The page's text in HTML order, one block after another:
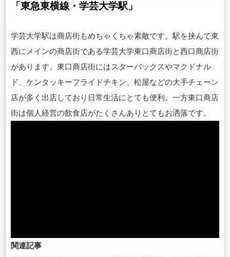
「東急東横線・学芸大学駅」
学芸大学駅は商店街もめちゃくちゃ素敵です。駅を挟んで東
西にメインの商店街である学芸大学東口商店街と西口商店街
があります。東口商店街にはスターバックスやマクドナル
ド、ケンタッキーフライドチキン、松屋などの大手チェーン
店が多く出店しており日常生活にとても便利。一方東口商店
街は個人経営の飲食店がたくさんありとてもお洒落です。
関連記事